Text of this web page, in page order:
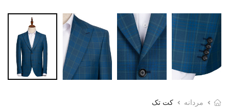
مردانه کت تک